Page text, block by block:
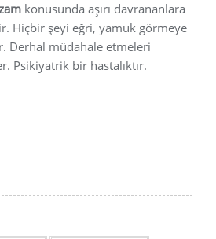
konusunda aşırı davrananlara
Hiçbir şeyi eğri, yamuk görmeye
Derhal müdahale etmeleri
Psikiyatrik bir hastalıktır.